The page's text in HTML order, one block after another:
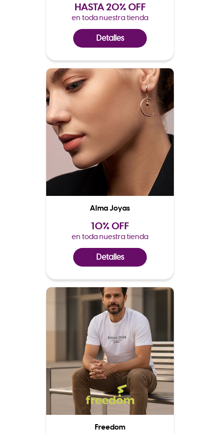
HASTA 20% OFF
en toda nuestra tienda
Detalles
Alma Joyas
10% OFF
en toda nuestra tienda
Detalles
Freedom